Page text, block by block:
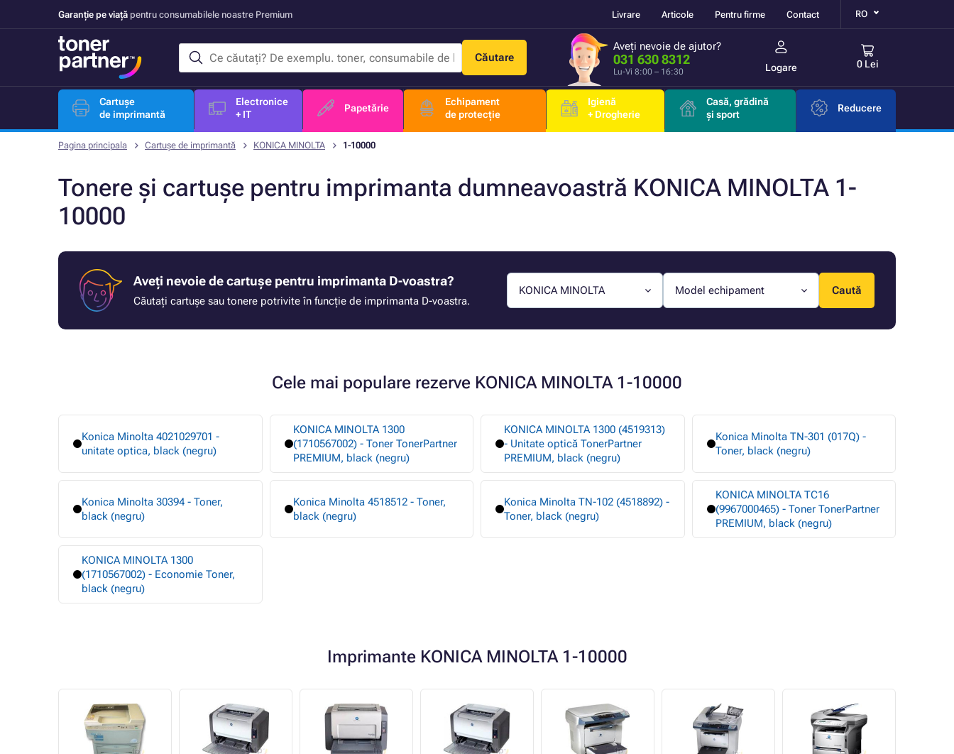
Garanție pe viață pentru consumabilele noastre Premium Livrare Articole Pentru firme Contact RO
Căutare
Aveți nevoie de ajutor?
031 630 8312
Lu-Vi 8:00 – 16:30 Logare 0 Lei
Cartușe
de imprimantă
Electronice
+ IT
Papetărie
Echipament
de protecție
Igienă
+ Drogherie
Casă, grădină
și sport
Reducere
Pagina principala Cartușe de imprimantă KONICA MINOLTA 1-10000
Tonere și cartușe pentru imprimanta dumneavoastră KONICA MINOLTA 1-
10000
Aveți nevoie de cartușe pentru imprimanta D-voastra?
Căutați cartușe sau tonere potrivite în funcție de imprimanta D-voastra.
KONICA MINOLTA Model echipament Caută
Cele mai populare rezerve KONICA MINOLTA 1-10000
Konica Minolta 4021029701 -
unitate optica, black (negru)
KONICA MINOLTA 1300
(1710567002) - Toner TonerPartner
PREMIUM, black (negru)
KONICA MINOLTA 1300 (4519313)
- Unitate optică TonerPartner
PREMIUM, black (negru)
Konica Minolta TN-301 (017Q) -
Toner, black (negru)
Konica Minolta 30394 - Toner,
black (negru)
Konica Minolta 4518512 - Toner,
black (negru)
Konica Minolta TN-102 (4518892) -
Toner, black (negru)
KONICA MINOLTA TC16
(9967000465) - Toner TonerPartner
PREMIUM, black (negru)
KONICA MINOLTA 1300
(1710567002) - Economie Toner,
black (negru)
Imprimante KONICA MINOLTA 1-10000